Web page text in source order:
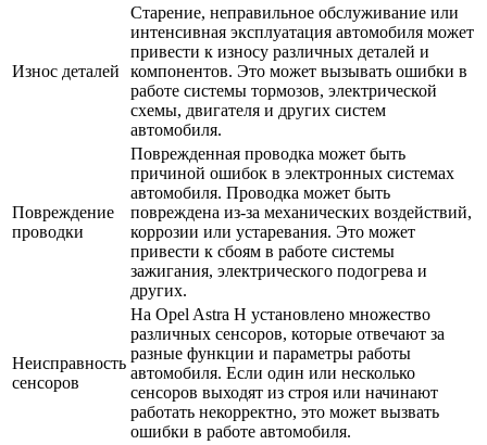
Износ деталей
Старение, неправильное обслуживание или
интенсивная эксплуатация автомобиля может
привести к износу различных деталей и
компонентов. Это может вызывать ошибки в
работе системы тормозов, электрической
схемы, двигателя и других систем
автомобиля.
Повреждение
проводки
Поврежденная проводка может быть
причиной ошибок в электронных системах
автомобиля. Проводка может быть
повреждена из-за механических воздействий,
коррозии или устаревания. Это может
привести к сбоям в работе системы
зажигания, электрического подогрева и
других.
Неисправность
сенсоров
На Opel Astra H установлено множество
различных сенсоров, которые отвечают за
разные функции и параметры работы
автомобиля. Если один или несколько
сенсоров выходят из строя или начинают
работать некорректно, это может вызвать
ошибки в работе автомобиля.